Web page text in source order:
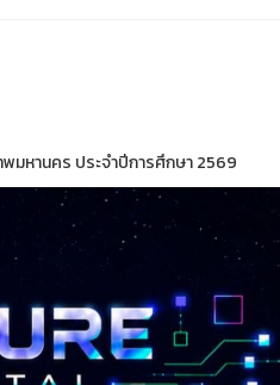
มหานคร ประจำปีการศึกษา 2569